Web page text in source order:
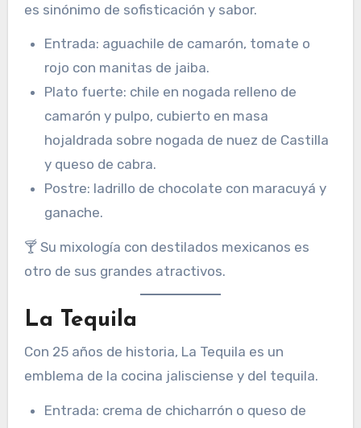
es sinónimo de sofisticación y sabor.
Entrada: aguachile de camarón, tomate o
rojo con manitas de jaiba.
Plato fuerte: chile en nogada relleno de
camarón y pulpo, cubierto en masa
hojaldrada sobre nogada de nuez de Castilla
y queso de cabra.
Postre: ladrillo de chocolate con maracuyá y
ganache.
🍸 Su mixología con destilados mexicanos es
otro de sus grandes atractivos.
La Tequila
Con 25 años de historia, La Tequila es un
emblema de la cocina jalisciense y del tequila.
Entrada: crema de chicharrón o queso de